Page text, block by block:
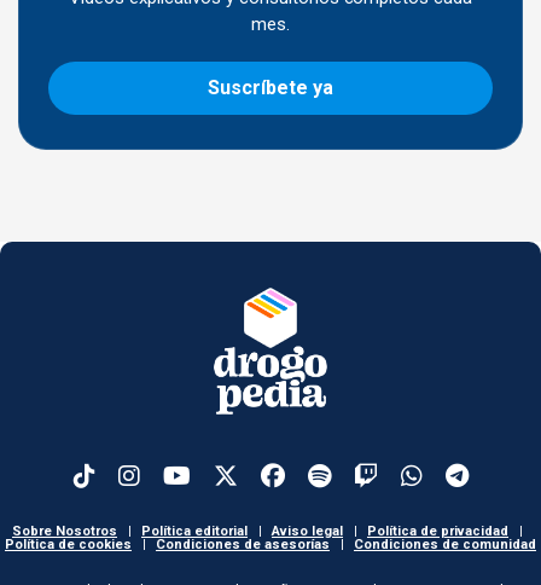
mes.
Suscríbete ya
Sobre Nosotros Política editorial Aviso legal Política de privacidad
Política de cookies
Condiciones de asesorías Condiciones de comunidad